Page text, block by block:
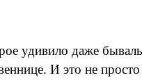
удивило даже
И это не